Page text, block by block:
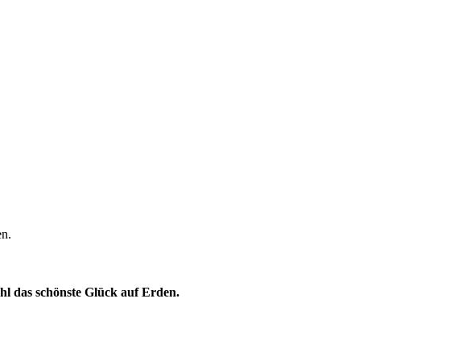
das schönste Glück auf Erden.